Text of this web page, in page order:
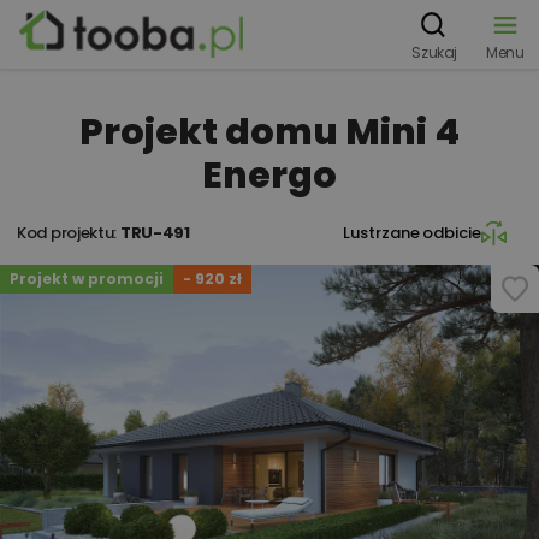
Szukaj Menu
Projekt domu Mini 4
Energo
Kod projektu: TRU-491 Lustrzane odbicie
Projekt w promocji - 920 zł